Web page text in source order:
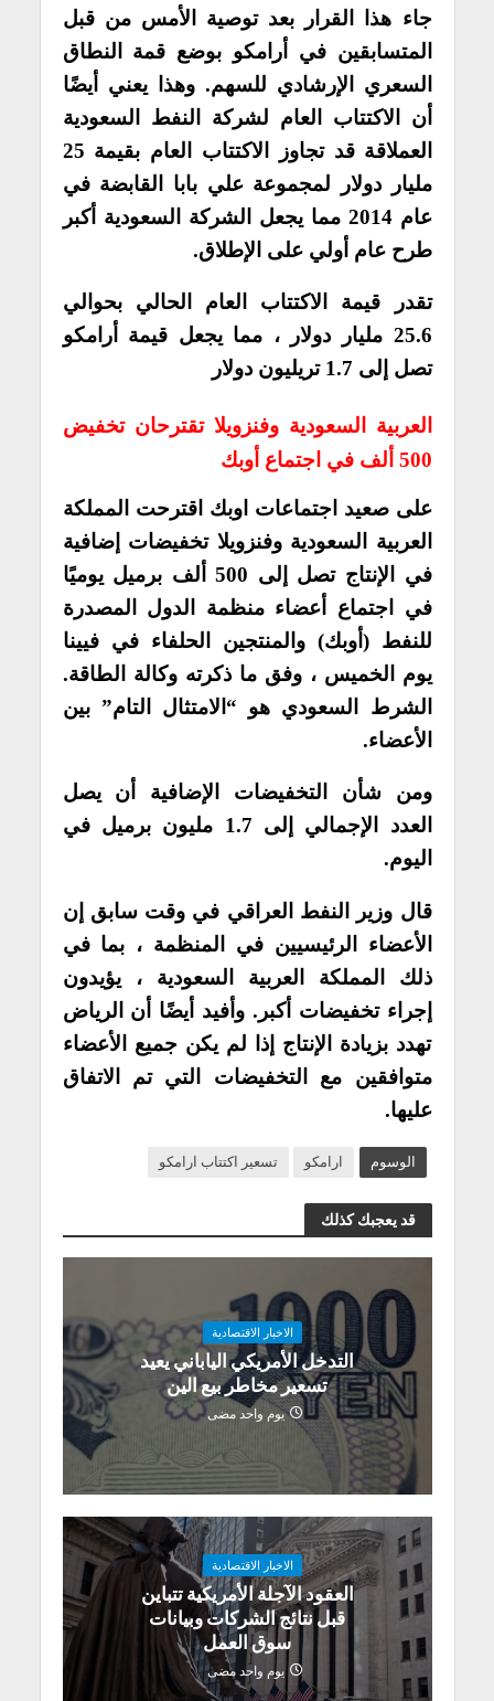
جاء هذا القرار بعد توصية الأمس من قبل
المتسابقين في أرامكو بوضع قمة النطاق
السعري الإرشادي للسهم. وهذا يعني أيضًا
أن الاكتتاب العام لشركة النفط السعودية
العملاقة قد تجاوز الاكتتاب العام بقيمة 25
مليار دولار لمجموعة علي بابا القابضة في
عام 2014 مما يجعل الشركة السعودية أكبر
طرح عام أولي على الإطلاق.
تقدر قيمة الاكتتاب العام الحالي بحوالي
25.6 مليار دولار ، مما يجعل قيمة أرامكو
تصل إلى 1.7 تريليون دولار
العربية السعودية وفنزويلا تقترحان تخفيض
500 ألف في اجتماع أوبك
على صعيد اجتماعات اوبك اقترحت المملكة
العربية السعودية وفنزويلا تخفيضات إضافية
في الإنتاج تصل إلى 500 ألف برميل يوميًا
في اجتماع أعضاء منظمة الدول المصدرة
للنفط (أوبك) والمنتجين الحلفاء في فيينا
يوم الخميس ، وفق ما ذكرته وكالة الطاقة.
الشرط السعودي هو “الامتثال التام” بين
الأعضاء.
ومن شأن التخفيضات الإضافية أن يصل
العدد الإجمالي إلى 1.7 مليون برميل في
اليوم.
قال وزير النفط العراقي في وقت سابق إن
الأعضاء الرئيسيين في المنظمة ، بما في
ذلك المملكة العربية السعودية ، يؤيدون
إجراء تخفيضات أكبر. وأفيد أيضًا أن الرياض
تهدد بزيادة الإنتاج إذا لم يكن جميع الأعضاء
متوافقين مع التخفيضات التي تم الاتفاق
عليها.
الوسوم ارامكو تسعير اكتتاب ارامكو
قد يعجبك كذلك
الاخبار الاقتصادية
التدخل الأمريكي الياباني يعيد
تسعير مخاطر بيع الين
يوم واحد مضى
الاخبار الاقتصادية
العقود الآجلة الأمريكية تتباين
قبل نتائج الشركات وبيانات
سوق العمل
يوم واحد مضى